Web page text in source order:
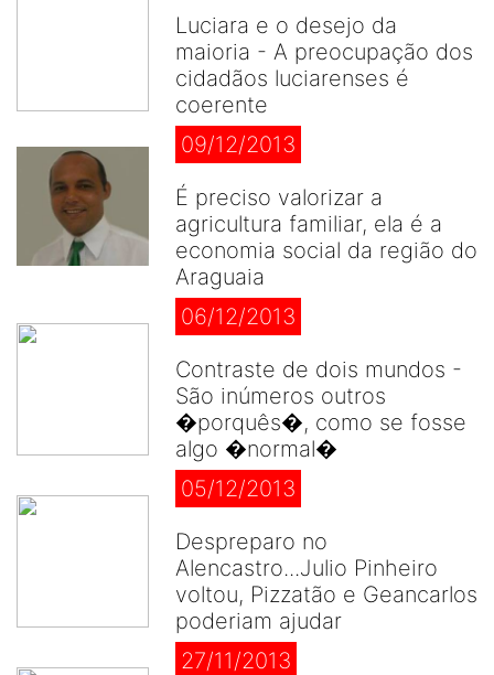
Luciara e o desejo da
maioria - A preocupação dos
cidadãos luciarenses é
coerente
09/12/2013
É preciso valorizar a
agricultura familiar, ela é a
economia social da região do
Araguaia
06/12/2013
Contraste de dois mundos -
São inúmeros outros
�porquês�, como se fosse
algo �normal�
05/12/2013
Despreparo no
Alencastro...Julio Pinheiro
voltou, Pizzatão e Geancarlos
poderiam ajudar
27/11/2013